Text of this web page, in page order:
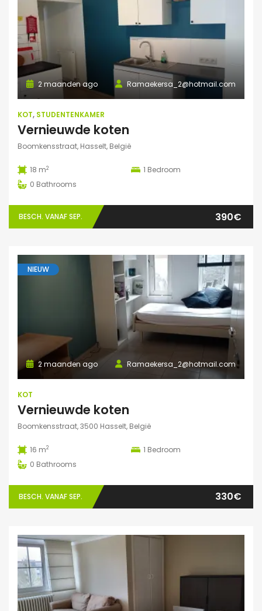
Ramaekersa_2@hotmail.com
2 maanden ago
KOT, STUDENTENKAMER
Vernieuwde koten
Boomkensstraat, Hasselt, België
18 m2 1 Bedroom
0 Bathrooms
BESCH. VANAF SEP. 390€
NIEUW
Ramaekersa_2@hotmail.com
2 maanden ago
KOT
Vernieuwde koten
Boomkensstraat, 3500 Hasselt, België
16 m2 1 Bedroom
0 Bathrooms
BESCH. VANAF SEP. 330€